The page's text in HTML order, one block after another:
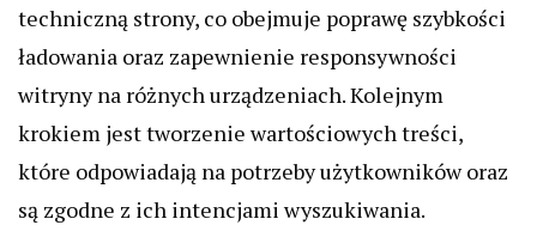
techniczną strony, co obejmuje poprawę szybkości
ładowania oraz zapewnienie responsywności
witryny na różnych urządzeniach. Kolejnym
krokiem jest tworzenie wartościowych treści,
które odpowiadają na potrzeby użytkowników oraz
są zgodne z ich intencjami wyszukiwania.